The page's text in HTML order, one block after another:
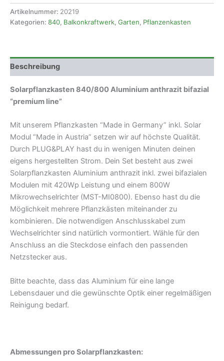
Aluminium
anthrazit
Menge
Artikelnummer: 20219
Kategorien: 840, Balkonkraftwerk, Garten, Pflanzenkasten
Beschreibung
Solarpflanzkasten 840/800 Aluminium anthrazit bifazial
“premium line”
Mit unserem Pflanzkasten “Made in Germany” inkl. Solar
Modul “Made in Austria” setzen wir auf höchste Qualität.
Durch PLUG&PLAY hast du in wenigen Minuten deinen
eigens hergestellten Strom. Dein Set besteht aus zwei
Solarpflanzkasten Aluminium anthrazit inkl. zwei bifazialen
Modulen mit 420Wp Leistung und einem 800W
Mikrowechselrichter (MST-MI0800). Ebenso hast du die
Möglichkeit mehrere Pflanzkästen miteinander zu
kombinieren. Die notwendigen Anschlusskabel zum
Wechselrichter sind natürlich vormontiert. Wähle für den
Anschluss an die Steckdose einfach den passenden
Netzstecker aus.
Bitte beachte, dass das Aluminium für eine lange
Lebensdauer und die gewünschte Optik einer regelmäßigen
Reinigung bedarf.
Abmessungen pro Solarpflanzkasten: